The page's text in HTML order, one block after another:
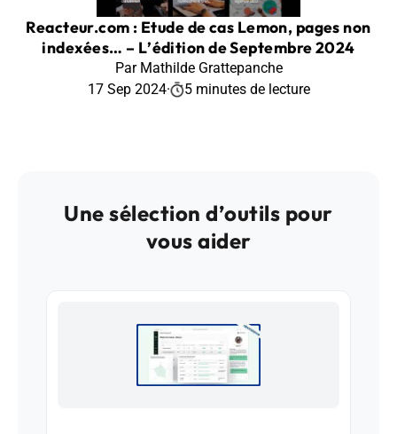
Reacteur.com : Etude de cas Lemon, pages non
indexées… – L’édition de Septembre 2024
Par Mathilde Grattepanche
17 Sep 2024· 5 minutes de lecture
Une sélection d’outils pour
vous aider